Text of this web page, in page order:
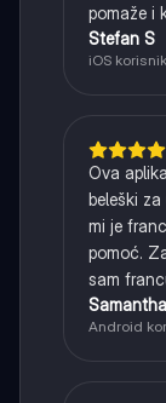
pomaže i
Stefan S
iOS korisnik
Ova
beleški za
mi je
pomoć.
sam
Android